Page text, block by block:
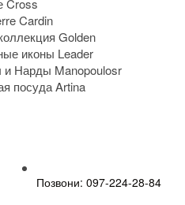
Cross
Cardin
Golden
иконы Leader
Нарды Manopoulosr
посуда Artina
Позвони: 097-224-28-84